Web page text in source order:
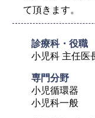
て頂きます。
診療科・役職
小児科 主任医
専門分野
小児循環器
小児科一般